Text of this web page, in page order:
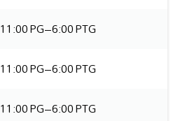
11:00 PG–6:00 PTG
11:00 PG–6:00 PTG
11:00 PG–6:00 PTG